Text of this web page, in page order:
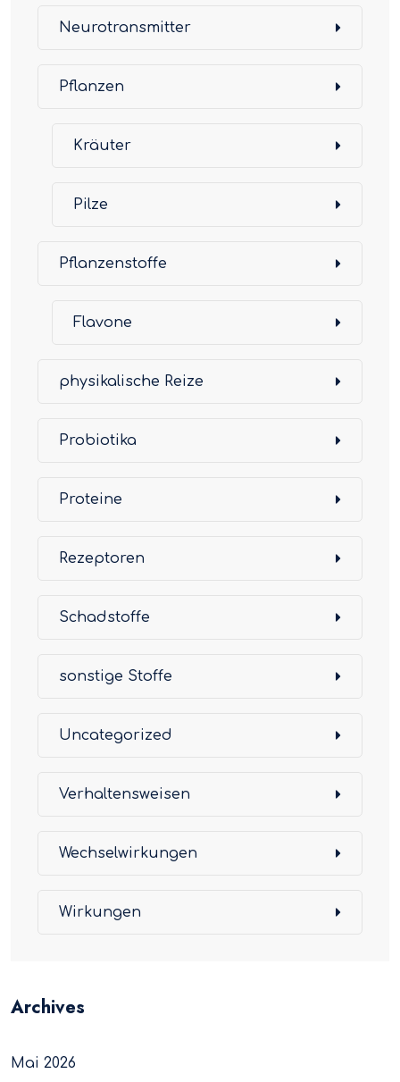
Neurotransmitter
Pflanzen
Kräuter
Pilze
Pflanzenstoffe
Flavone
physikalische Reize
Probiotika
Proteine
Rezeptoren
Schadstoffe
sonstige Stoffe
Uncategorized
Verhaltensweisen
Wechselwirkungen
Wirkungen
Archives
Mai 2026